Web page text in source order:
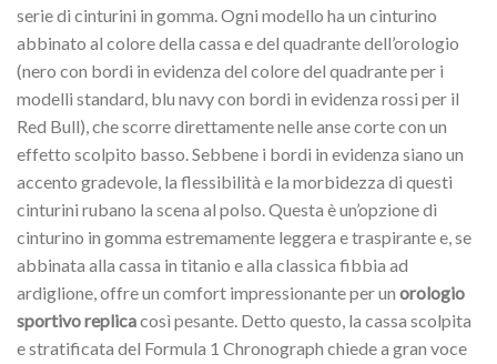
serie di cinturini in gomma. Ogni modello ha un cinturino
abbinato al colore della cassa e del quadrante dell’orologio
(nero con bordi in evidenza del colore del quadrante per i
modelli standard, blu navy con bordi in evidenza rossi per il
Red Bull), che scorre direttamente nelle anse corte con un
effetto scolpito basso. Sebbene i bordi in evidenza siano un
accento gradevole, la flessibilità e la morbidezza di questi
cinturini rubano la scena al polso. Questa è un’opzione di
cinturino in gomma estremamente leggera e traspirante e, se
abbinata alla cassa in titanio e alla classica fibbia ad
ardiglione, offre un comfort impressionante per un orologio
sportivo replicacosì pesante. Detto questo, la cassa scolpita
e stratificata del Formula 1 Chronograph chiede a gran voce